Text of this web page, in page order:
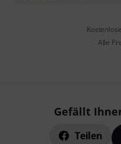
Alle
Gefällt
Teilen